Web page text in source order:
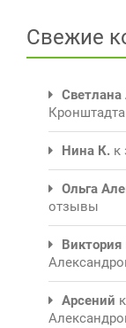
Свежие
Светлана
Кронштадта
Нина К. к
Ольга
отзывы
Виктория
Арсений